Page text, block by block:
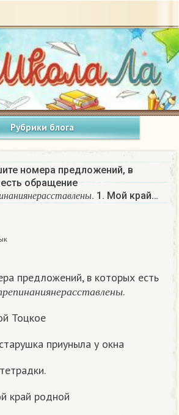
Рубрики блога
номера предложений, в
обращение
н а н иян е р а с с т а вл е н ы
я р ле ны
. 1. Мой край…
предложений, в которых есть
р е п и н а н иян е р а с с т а вл е н ы
ре пинаниянерасст авлены
.
Тоцкое
приуныла у окна
край родной